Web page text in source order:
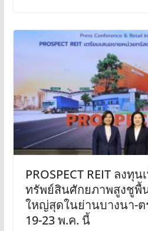
PROSPECT REIT ลงทุ
ทรัพย์สินศักยภาพสูงชูพื้
ใหญ่สุดในย่านบางนา-ต
19-23 พ.ค. นี้